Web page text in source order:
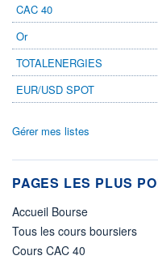
CAC 40
Or
TOTALENERGIES
EUR/USD SPOT
Gérer mes listes
PAGES LES PLUS
Accueil Bourse
Tous les cours boursiers
Cours CAC 40